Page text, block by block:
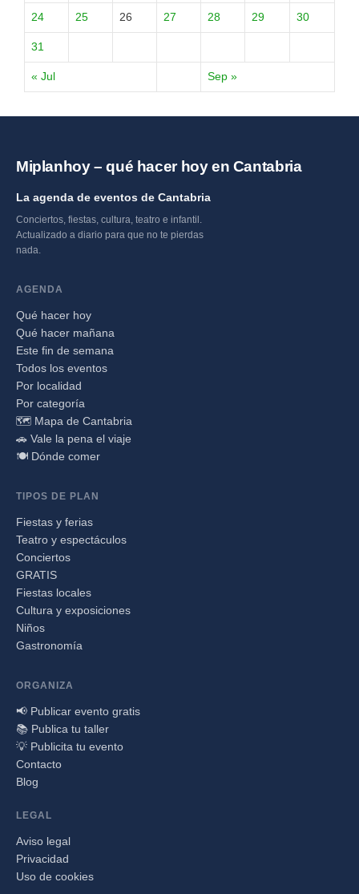
24 25 26 27 28 29 30
31
« Jul Sep »
Miplanhoy – qué hacer hoy en Cantabria
La agenda de eventos de Cantabria
Conciertos, fiestas, cultura, teatro e infantil.
Actualizado a diario para que no te pierdas
nada.
AGENDA
Qué hacer hoy
Qué hacer mañana
Este fin de semana
Todos los eventos
Por localidad
Por categoría
🗺️ Mapa de Cantabria
🚗 Vale la pena el viaje
🍽️ Dónde comer
TIPOS DE PLAN
Fiestas y ferias
Teatro y espectáculos
Conciertos
GRATIS
Fiestas locales
Cultura y exposiciones
Niños
Gastronomía
ORGANIZA
📢 Publicar evento gratis
📚 Publica tu taller
💡 Publicita tu evento
Contacto
Blog
LEGAL
Aviso legal
Privacidad
Uso de cookies